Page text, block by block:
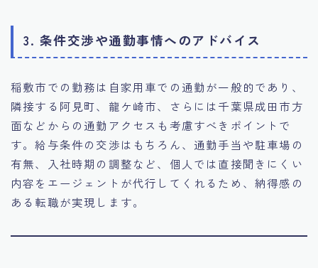
3. 条件交渉や通勤事情へのアドバイス
稲敷市での勤務は自家用車での通勤が一般的であり、
隣接する阿見町、龍ケ崎市、さらには千葉県成田市方
面などからの通勤アクセスも考慮すべきポイントで
す。給与条件の交渉はもちろん、通勤手当や駐車場の
有無、入社時期の調整など、個人では直接聞きにくい
内容をエージェントが代行してくれるため、納得感の
ある転職が実現します。